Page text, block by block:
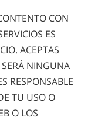
CON
ES
ACEPTAS
NINGUNA
RESPONSABLE
TU USO O
O LOS